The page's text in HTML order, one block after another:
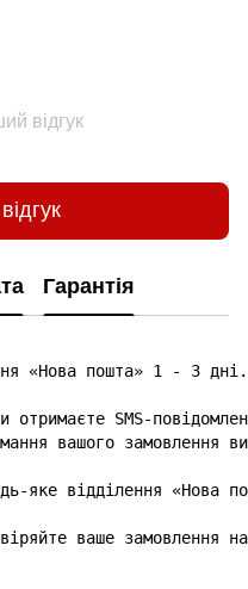
відгук
Гарантія
«Нова пошта» 1 - 3 дні.
отримаєте SMS-
вашого замовлення
яке відділення «Нова
ваше замовлення